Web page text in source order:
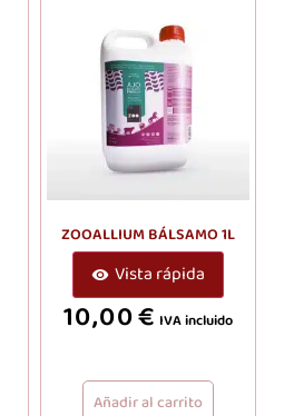
ZOOALLIUM BÁLSAMO 1L
Vista rápida
10,00€ IVA incluido
Añadir al carrito